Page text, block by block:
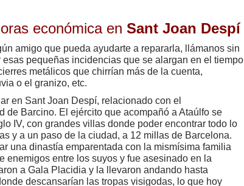
económica en Sant Joan Despí
amigo que pueda ayudarte a repararla, llámanos sin
pequeñas incidencias que se alargan en el tiempo
metálicos que chirrían más de la cuenta,
o el granizo, etc.
en Sant Joan Despí, relacionado con el
Barcino. El ejército que acompañó a Ataúlfo se
IV, con grandes villas donde poder encontrar todo lo
y a un paso de la ciudad, a 12 millas de Barcelona.
una dinastía emparentada con la mismísima familia
enemigos entre los suyos y fue asesinado en la
a Gala Placidia y la llevaron andando hasta
descansarían las tropas visigodas, lo que hoy